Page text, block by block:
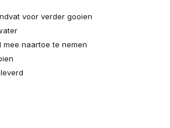
voor verder gooien
mee naartoe te nemen